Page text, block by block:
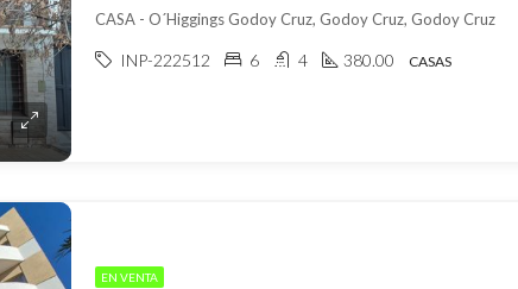
CASA - O´Higgings Godoy Cruz, Godoy Cruz, Godoy Cruz
INP-222512 6 4 380.00 CASAS
EN VENTA